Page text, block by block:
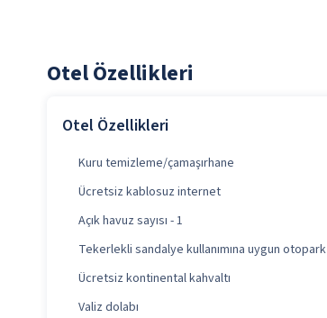
Otel Özellikleri
Otel Özellikleri
Kuru temizleme/çamaşırhane
Ücretsiz kablosuz internet
Açık havuz sayısı - 1
Tekerlekli sandalye kullanımına uygun otopark
Ücretsiz kontinental kahvaltı
Valiz dolabı